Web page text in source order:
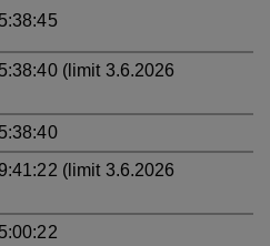
(limit 3.6.2026
(limit 3.6.2026